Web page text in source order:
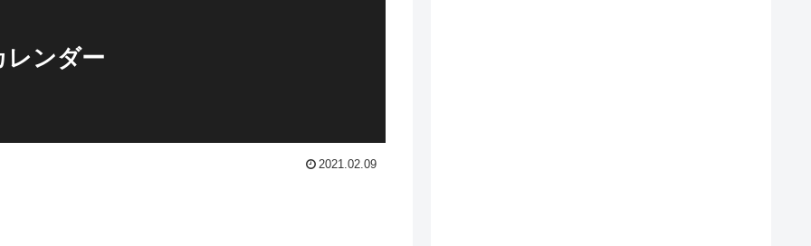
レンダー
2021.02.09